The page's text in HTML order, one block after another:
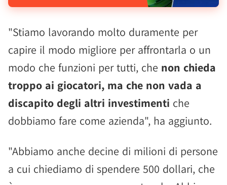
"Stiamo lavorando molto duramente per
capire il modo migliore per affrontarla o un
modo che funzioni per tutti, che non chieda
troppo ai giocatori, ma che non vada a
discapito degli altri investimenti che
dobbiamo fare come azienda", ha aggiunto.
"Abbiamo anche decine di milioni di persone
a cui chiediamo di spendere 500 dollari, che